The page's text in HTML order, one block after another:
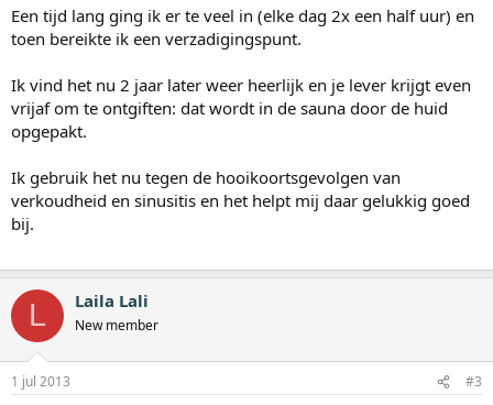
Een tijd lang ging ik er te veel in (elke dag 2x een half uur) en
toen bereikte ik een verzadigingspunt.
Ik vind het nu 2 jaar later weer heerlijk en je lever krijgt even
vrijaf om te ontgiften: dat wordt in de sauna door de huid
opgepakt.
Ik gebruik het nu tegen de hooikoortsgevolgen van
verkoudheid en sinusitis en het helpt mij daar gelukkig goed
bij.
L Laila Lali
New member
1 jul 2013 #3